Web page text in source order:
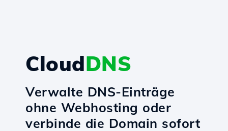
CloudDNS
Verwalte DNS-Einträge
ohne Webhosting oder
verbinde die Domain sofort